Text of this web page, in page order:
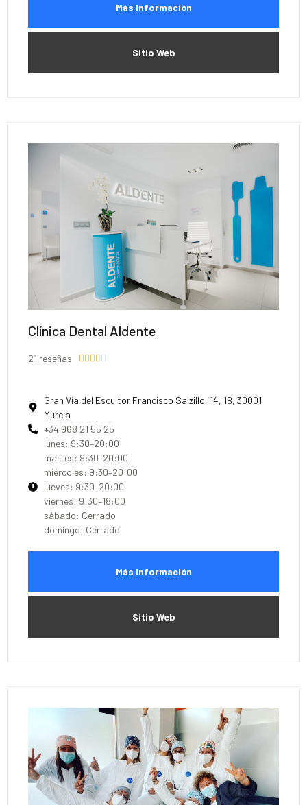
Más Información
Sitio Web
Clínica Dental Aldente
21 reseñas     
Gran Vía del Escultor Francisco Salzillo, 14, 1B, 30001
Murcia
+34 968 21 55 25
lunes: 9:30–20:00
martes: 9:30–20:00
miércoles: 9:30–20:00
jueves: 9:30–20:00
viernes: 9:30–18:00
sábado: Cerrado
domingo: Cerrado
Más Información
Sitio Web